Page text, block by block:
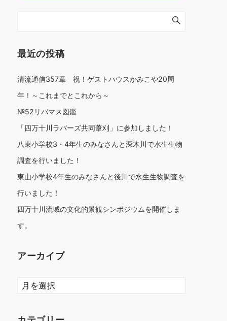
最近の投稿
清流通信357章 祝！ゲストハウスかみこや20周
年！～これまでとこれから～
№52リバマス図鑑
「四万十川ラバーズ共同葦刈」に参加しました！
八束小学校3・4年生のみなさんと深木川で水生生物
調査を行いました！
東山小学校4年生のみなさんと後川で水生生物調査を
行いました！
四万十川流域の文化的景観シンポジウムを開催しま
す。
アーカイブ
ア
ー